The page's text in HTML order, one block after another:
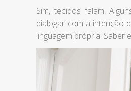
Sim, tecidos falam.
dialogar com a intenção
linguagem própria. Saber